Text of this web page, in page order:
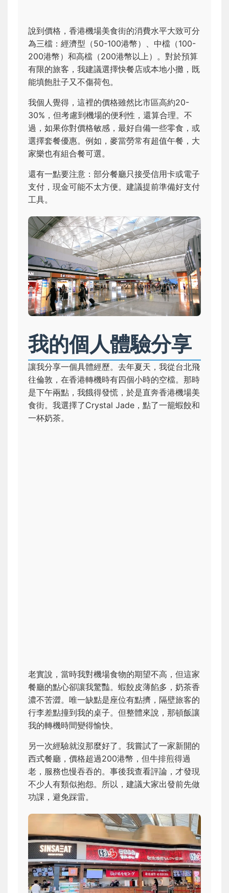
說到價格，香港機場美食街的消費水平大致可分
為三檔：經濟型（50-100港幣）、中檔（100-
200港幣）和高檔（200港幣以上）。對於預算
有限的旅客，我建議選擇快餐店或本地小攤，既
能填飽肚子又不傷荷包。
我個人覺得，這裡的價格雖然比市區高約20-
30%，但考慮到機場的便利性，還算合理。不
過，如果你對價格敏感，最好自備一些零食，或
選擇套餐優惠。例如，麥當勞常有超值午餐，大
家樂也有組合餐可選。
還有一點要注意：部分餐廳只接受信用卡或電子
支付，現金可能不太方便。建議提前準備好支付
工具。
我的個人體驗分享
讓我分享一個具體經歷。去年夏天，我從台北飛
往倫敦，在香港轉機時有四個小時的空檔。那時
是下午兩點，我餓得發慌，於是直奔香港機場美
食街。我選擇了Crystal Jade，點了一籠蝦餃和
一杯奶茶。
老實說，當時我對機場食物的期望不高，但這家
餐廳的點心卻讓我驚豔。蝦餃皮薄餡多，奶茶香
濃不苦澀。唯一缺點是座位有點擠，隔壁旅客的
行李差點撞到我的桌子。但整體來說，那頓飯讓
我的轉機時間變得愉快。
另一次經驗就沒那麼好了。我嘗試了一家新開的
西式餐廳，價格超過200港幣，但牛排煎得過
老，服務也慢吞吞的。事後我查看評論，才發現
不少人有類似抱怨。所以，建議大家出發前先做
功課，避免踩雷。